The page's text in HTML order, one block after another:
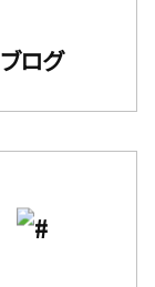
ブログ